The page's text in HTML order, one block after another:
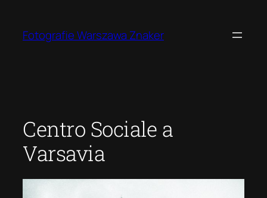
treściFotografie Warszawa Znaker
Centro Sociale a
Varsavia